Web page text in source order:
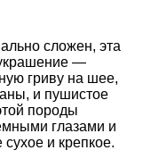
сложен, эта
—
гриву на шее,
и пушистое
породы
глазами и
и крепкое.